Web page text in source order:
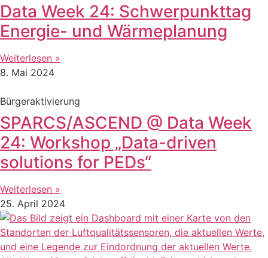
Data Week 24: Schwerpunkttag
Energie- und Wärmeplanung
Weiterlesen »
8. Mai 2024
Bürgeraktivierung
SPARCS/ASCEND @ Data Week
24: Workshop „Data-driven
solutions for PEDs“
Weiterlesen »
25. April 2024